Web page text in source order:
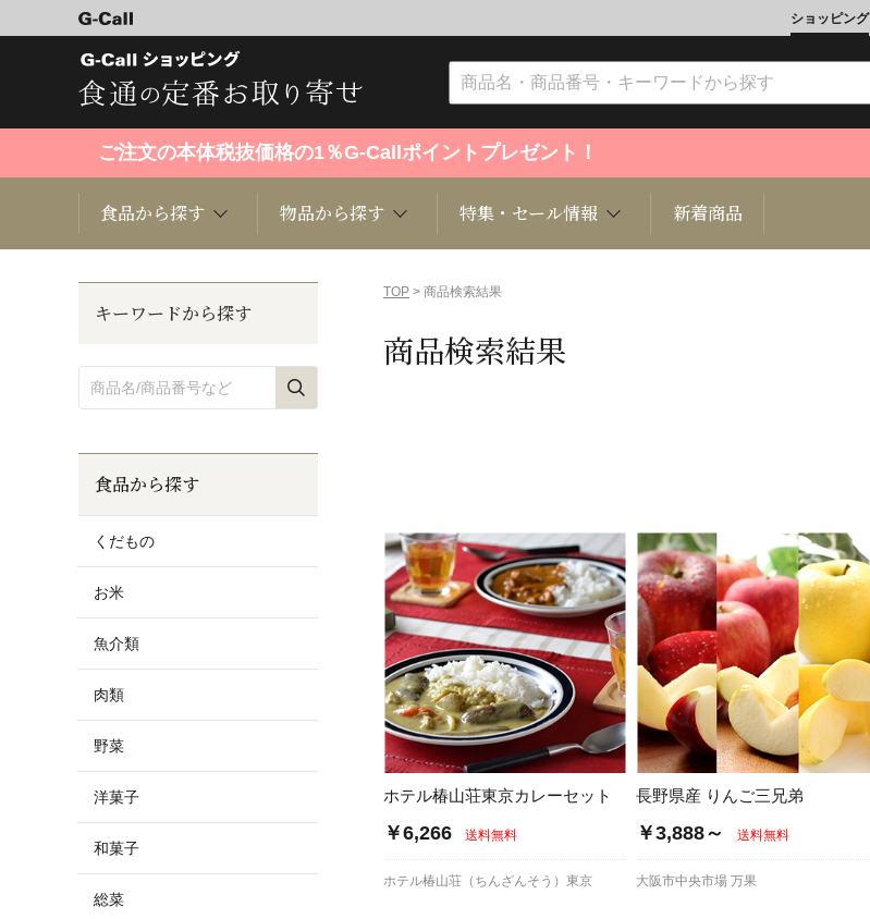
ショッピング
ご注文の本体税抜価格の1％G-Callポイントプレゼント！
食品から探す
お米
鍋 旬の食材 ギフト
物品から探す
芸能・文化
健康/美容 ペット関連
特集・セール情報 新着商品
TOP > 商品検索結果
商品検索結果
ホテル椿山荘東京カレーセット
￥6,266 送料無料
ホテル椿山荘（ちんざんそう）東京
長野県産 りんご三兄弟
￥3,888～ 送料無料
大阪市中央市場 万果
キーワードから探す
食品から探す
くだもの
お米
魚介類
肉類
野菜
洋菓子
和菓子
総菜